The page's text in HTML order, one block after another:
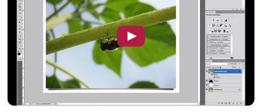
Unterstütze mich
Mehr über mich
Häufige Fragen
Impressum & Datenschutz